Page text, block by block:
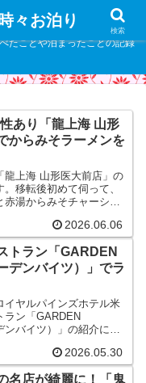
たことや泊まったことの記録
あり「龍上海 山形
からみそラーメンを
龍上海 山形医大前店」の
移転後初めて伺って、
赤湯からみそチャーシュ
2026.06.06
トラン「GARDEN
デンバイツ）」でラ
イヤルパインズホテル米
ラン「GARDEN
ンバイツ）」の紹介にな
のレビューになります・
2026.05.30
名店が綺麗に！「鬼
々お泊り
検索